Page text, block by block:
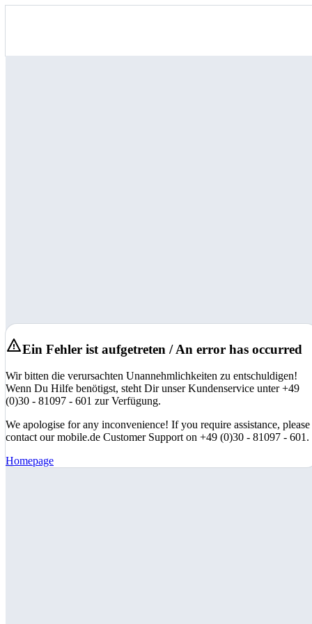
Ein Fehler ist aufgetreten / An error has occurred
Wir bitten die verursachten Unannehmlichkeiten zu entschuldigen!
Wenn Du Hilfe benötigst, steht Dir unser Kundenservice unter +49
(0)30 - 81097 - 601 zur Verfügung.
We apologise for any inconvenience! If you require assistance, please
contact our mobile.de Customer Support on +49 (0)30 - 81097 - 601.
Homepage